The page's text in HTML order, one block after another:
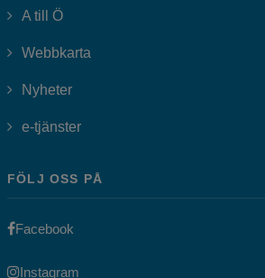
A till Ö
Webbkarta
Nyheter
e-tjänsterLänk till annan webbplats,
FÖLJ OSS PÅ
Facebook
Instagram